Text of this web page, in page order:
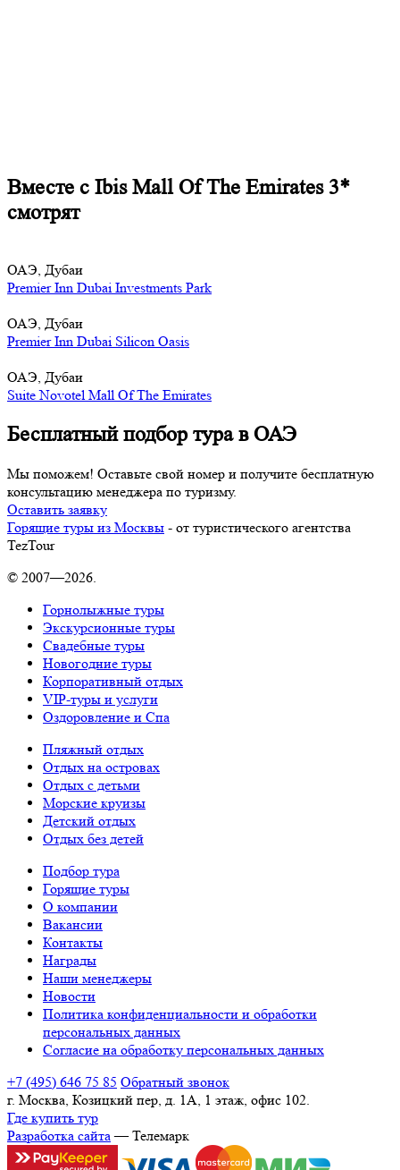
Вместе с Ibis Mall Of The Emirates 3*
смотрят
ОАЭ, Дубаи
Premier Inn Dubai Investments Park
ОАЭ, Дубаи
Premier Inn Dubai Silicon Oasis
ОАЭ, Дубаи
Suite Novotel Mall Of The Emirates
Бесплатный подбор тура в ОАЭ
Мы поможем! Оставьте свой номер и получите бесплатную
консультацию менеджера по туризму.
Оставить заявку
Горящие туры из Москвы - от туристического агентства
TezTour
© 2007—2026.
Горнолыжные туры
Экскурсионные туры
Свадебные туры
Новогодние туры
Корпоративный отдых
VIP-туры и услуги
Оздоровление и Спа
Пляжный отдых
Отдых на островах
Отдых с детьми
Морские круизы
Детский отдых
Отдых без детей
Подбор тура
Горящие туры
О компании
Вакансии
Контакты
Награды
Наши менеджеры
Новости
Политика конфиденциальности и обработки
персональных данных
Согласие на обработку персональных данных
+7 (495) 646 75 85 Обратный звонок
г. Москва, Козицкий пер, д. 1А, 1 этаж, офис 102.
Где купить тур
Разработка сайта— Телемарк